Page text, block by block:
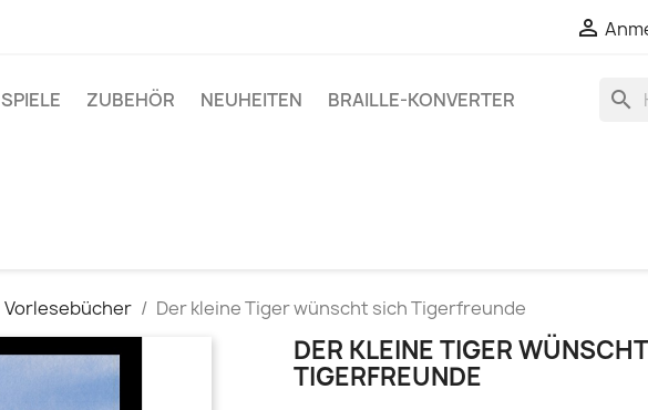

SPIELE ZUBEHÖR NEUHEITEN BRAILLE-KONVERTER search
Vorlesebücher Der kleine Tiger wünscht sich Tigerfreunde
DER KLEINE TIGER
TIGERFREUNDE